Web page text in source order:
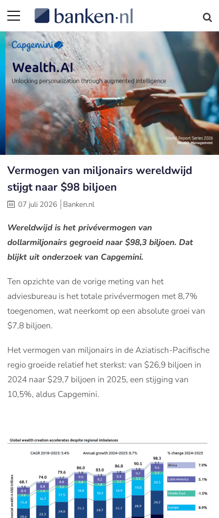
Vermogen van miljonairs wereldwijd
stijgt naar $98 biljoen
07 juli 2026 Banken.nl
Wereldwijd is het privévermogen van
dollarmiljonairs gegroeid naar $98,3 biljoen. Dat
blijkt uit onderzoek van Capgemini.
Ten opzichte van de vorige meting van het
adviesbureau is het totale privévermogen met 8,7%
toegenomen, wat neerkomt op een absolute groei van
$7,8 biljoen.
Het vermogen van miljonairs in de Aziatisch-Pacifische
regio groeide relatief het sterkst: van $26,9 biljoen in
2024 naar $29,7 biljoen in 2025, een stijging van
10,5%, aldus Capgemini.